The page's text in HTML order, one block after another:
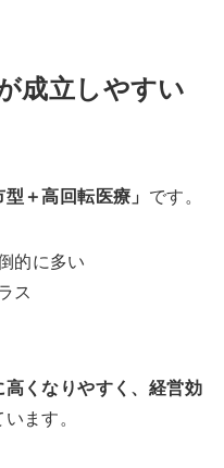
成立しやすい
型＋高回転医療」 です。
的に多い
ス
くなりやすく、経営効
ます。